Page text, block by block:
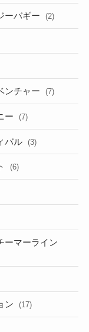
ーバギー (2)
ンチャー (7)
ー (7)
バル (3)
(6)
ーマーライン
ン (17)